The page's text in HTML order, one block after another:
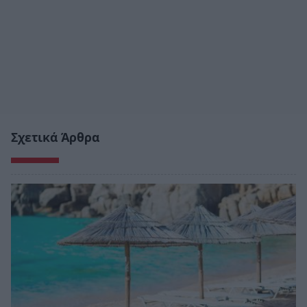
Σχετικά Άρθρα